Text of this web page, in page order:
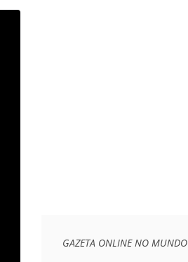
GAZETA ONLINE NO MUNDO